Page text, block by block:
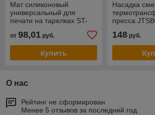
Мат силиконовый
универсальный для
печати на тарелках ST-
от 98,01 руб.
Купить
Насадка
пресса
148руб.
О нас
Рейтинг не сформирован
Менее 5 отзывов за последний год